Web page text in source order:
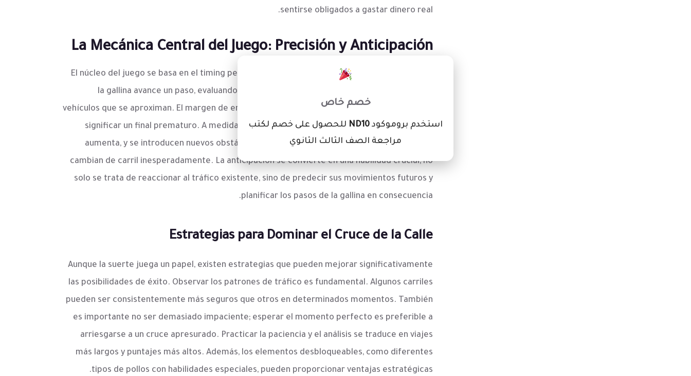
sentirse obligados a gastar dinero real.
La Mecánica Central del Juego: Precisión y Anticipación
El núcleo del juego se basa en el timing perfecto. El jugador debe tocar la pantalla para que
la gallina avance un paso, evaluando constantemente la distancia y la velocidad de los
vehículos que se aproximan. El margen de error es pequeño, y una decisión equivocada puede
significar un final prematuro. A medida que el jugador avanza, la velocidad de los coches
aumenta, y se introducen nuevos obstáculos, como camiones más grandes o coches que
cambian de carril inesperadamente. La anticipación se convierte en una habilidad crucial; no
solo se trata de reaccionar al tráfico existente, sino de predecir sus movimientos futuros y
planificar los pasos de la gallina en consecuencia.
Estrategias para Dominar el Cruce de la Calle
Aunque la suerte juega un papel, existen estrategias que pueden mejorar significativamente
las posibilidades de éxito. Observar los patrones de tráfico es fundamental. Algunos carriles
pueden ser consistentemente más seguros que otros en determinados momentos. También
es importante no ser demasiado impaciente; esperar el momento perfecto es preferible a
arriesgarse a un cruce apresurado. Practicar la paciencia y el análisis se traduce en viajes
más largos y puntajes más altos. Además, los elementos desbloqueables, como diferentes
tipos de pollos con habilidades especiales, pueden proporcionar ventajas estratégicas.
خصم خاص
استخدم بروموكود ND10 للحصول على خصم لكتب
مراجعة الصف الثالث الثانوي